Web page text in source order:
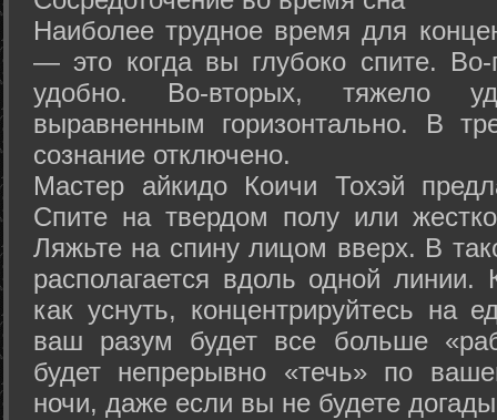
Наиболее трудное время для
— это когда вы глубоко спите.
удобно. Во-вторых, тяжело
выравненным горизонтально. В
сознание отключено.
Мастер айкидо Коичи Тохэй
Спите на твердом полу или
Ляжьте на спину лицом вверх. В
располагается вдоль одной
как уснуть, концентрируйтесь на
ваш разум будет все больше
будет непрерывно «течь» по
ночи, даже если вы не будете